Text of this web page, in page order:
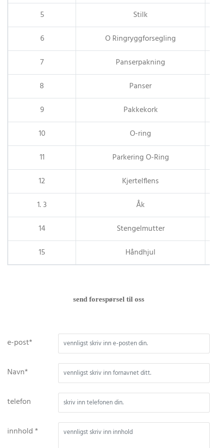
5
Stilk
6
O Ringryggforsegling
7
Panserpakning
8
Panser
9
Pakkekork
10
O-ring
11
Parkering O-Ring
12
Kjertelflens
1. 3
Åk
14
Stengelmutter
15
Håndhjul
send forespørsel til oss
e-post*
Navn*
telefon
innhold *